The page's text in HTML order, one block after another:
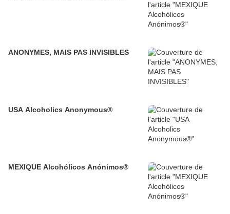
ANONYMES, MAIS PAS INVISIBLES
USA Alcoholics Anonymous®
MEXIQUE Alcohólicos Anónimos®